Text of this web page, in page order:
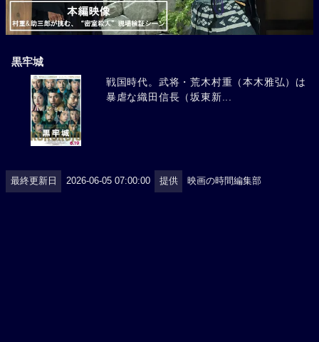
黒牢城
戦国時代。武将・荒木村重（本木雅弘）は
暴虐な織田信長（坂東新...
最終更新日 2026-06-05 07:00:00 提供 映画の時間編集部